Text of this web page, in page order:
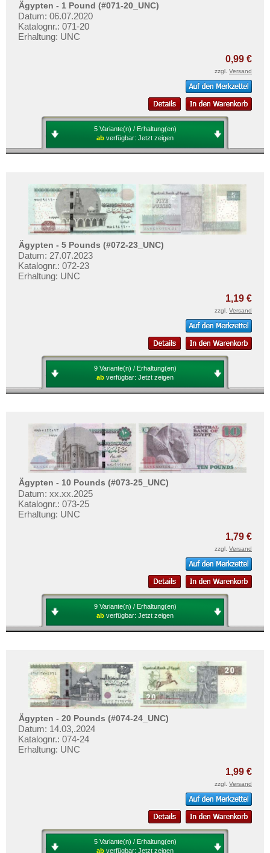
Ägypten - 1 Pound (#071-20_UNC)
Datum: 06.07.2020
Katalognr.: 071-20
Erhaltung: UNC
0,99 €
zzgl. Versand
5 Variante(n) / Erhaltung(en)
ab verfügbar: Jetzt zeigen
Ägypten - 5 Pounds (#072-23_UNC)
Datum: 27.07.2023
Katalognr.: 072-23
Erhaltung: UNC
1,19 €
zzgl. Versand
9 Variante(n) / Erhaltung(en)
ab verfügbar: Jetzt zeigen
Ägypten - 10 Pounds (#073-25_UNC)
Datum: xx.xx.2025
Katalognr.: 073-25
Erhaltung: UNC
1,79 €
zzgl. Versand
9 Variante(n) / Erhaltung(en)
ab verfügbar: Jetzt zeigen
Ägypten - 20 Pounds (#074-24_UNC)
Datum: 14.03,.2024
Katalognr.: 074-24
Erhaltung: UNC
1,99 €
zzgl. Versand
5 Variante(n) / Erhaltung(en)
ab verfügbar: Jetzt zeigen